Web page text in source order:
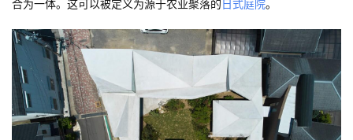
合为一体。这可以被定义为源于农业聚落的日式庭院。